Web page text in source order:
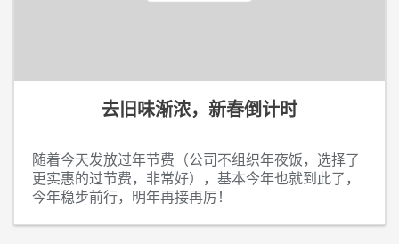
去旧味渐浓，新春倒计时
随着今天发放过年节费（公司不组织年夜饭，选择了
更实惠的过节费，非常好），基本今年也就到此了，
今年稳步前行，明年再接再厉！